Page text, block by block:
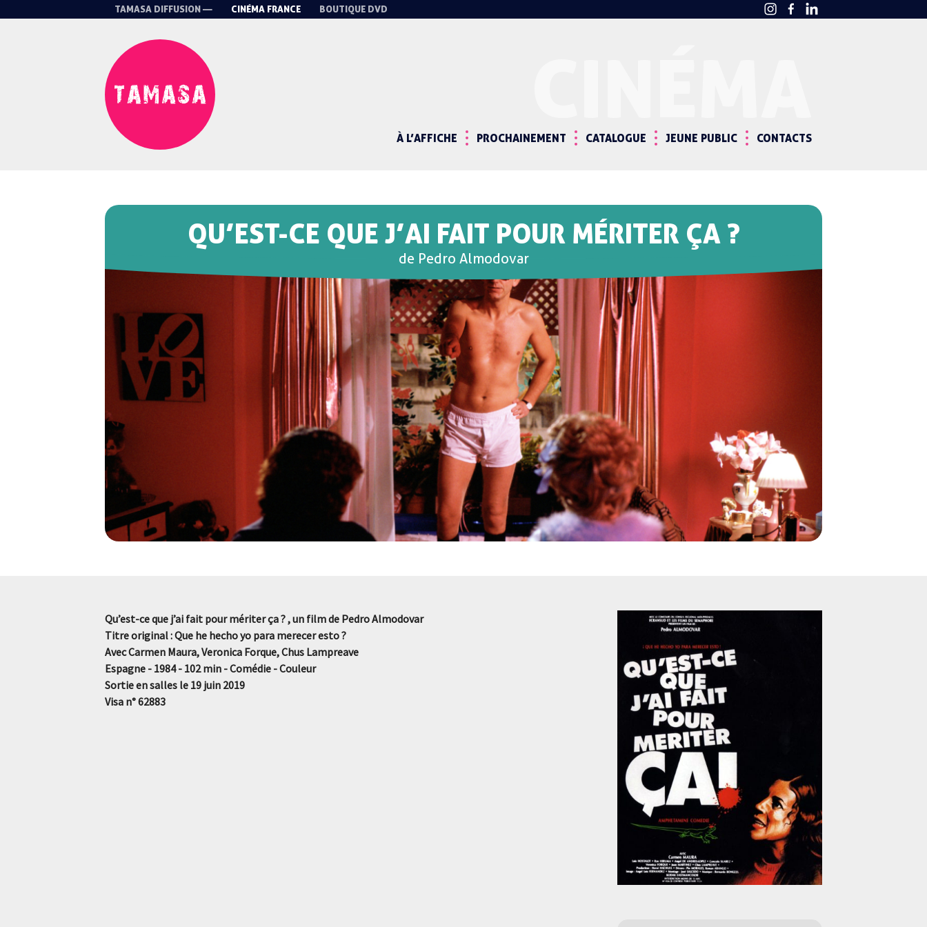
TAMASA DIFFUSION — CINÉMA FRANCE BOUTIQUE DVD
À L’AFFICHE PROCHAINEMENT CATALOGUE JEUNE PUBLIC CONTACTS
QU’EST-CE QUE J’AI FAIT POUR MÉRITER ÇA ?
de Pedro Almodovar
Qu’est-ce que j’ai fait pour mériter ça ? , un film de Pedro Almodovar
Titre original : Que he hecho yo para merecer esto ?
Avec Carmen Maura, Veronica Forque, Chus Lampreave
Espagne - 1984 - 102 min - Comédie - Couleur
Sortie en salles le 19 juin 2019
Visa n° 62883